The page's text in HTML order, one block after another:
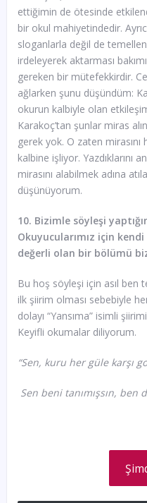
ettiğimin de ötesinde
bir okul mahiyetindedir.
sloganlarla değil de
irdeleyerek aktarması
gereken bir mütefekkirdir.
ağlarken şunu düşündüm:
okurun kalbiyle olan
Karakoç’tan şunlar miras
gerek yok. O zaten
kalbine işliyor. Yazdıklarını
mirasını alabilmek adına
düşünüyorum.
10. Bizimle söyleşi
Okuyucularımız için
değerli olan bir bölümü
Bu hoş söyleşi için asıl ben
ilk şiirim olması sebebiyle
dolayı “Yansıma” isimli
Keyifli okumalar diliyorum.
“Sen, kuru her güle karşı
Sen beni tanımışsın, ben